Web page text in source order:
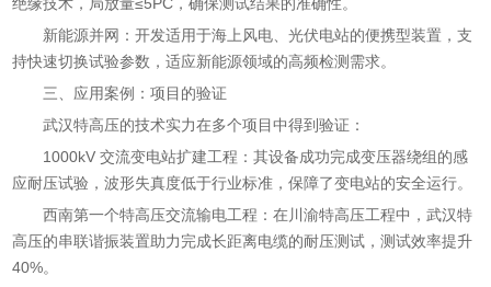
新能源并网：开发适用于海上风电、光伏电站的便携型装置，支
持快速切换试验参数，适应新能源领域的高频检测需求。
三、应用案例：项目的验证
武汉特高压的技术实力在多个项目中得到验证：
1000kV 交流变电站扩建工程：其设备成功完成变压器绕组的感
应耐压试验，波形失真度低于行业标准，保障了变电站的安全运行。
西南第一个特高压交流输电工程：在川渝特高压工程中，武汉特
高压的串联谐振装置助力完成长距离电缆的耐压测试，测试效率提升
40%。